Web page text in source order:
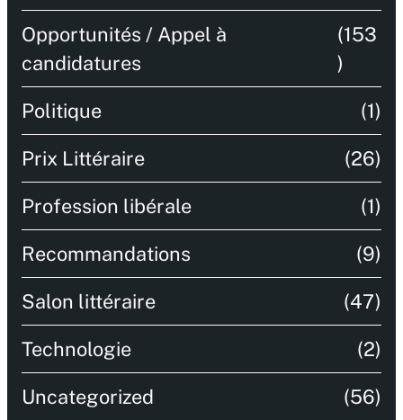
Opportunités / Appel à
candidatures
(153
)
Politique (1)
Prix Littéraire (26)
Profession libérale (1)
Recommandations (9)
Salon littéraire (47)
Technologie (2)
Uncategorized (56)